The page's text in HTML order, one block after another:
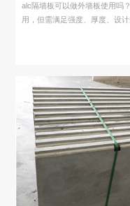
alc隔墙板​可以做外墙板使用吗
用，但需满足强度、厚度、设